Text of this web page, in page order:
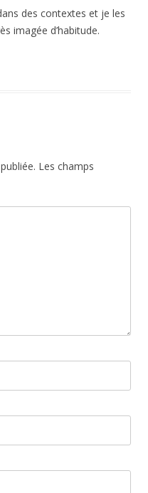
des contextes et je les
imagée d’habitude.
Les champs